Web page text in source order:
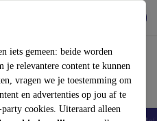
iets gemeen: beide worden
relevantere content te kunnen
vragen we je toestemming om
en advertenties op jou af te
cookies. Uiteraard alleen